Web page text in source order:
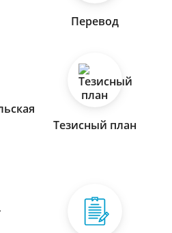
Перевод
Тезисный план